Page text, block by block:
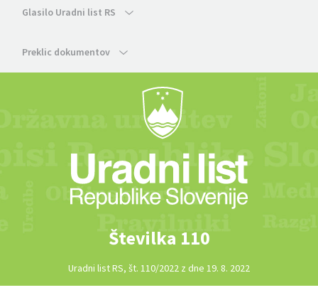
Glasilo Uradni list RS
Preklic dokumentov
Številka 110
Uradni list RS, št. 110/2022 z dne 19. 8. 2022